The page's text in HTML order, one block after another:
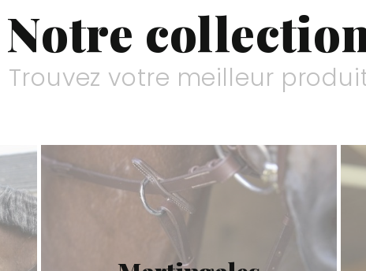
Notre
Trouvez votre meilleur